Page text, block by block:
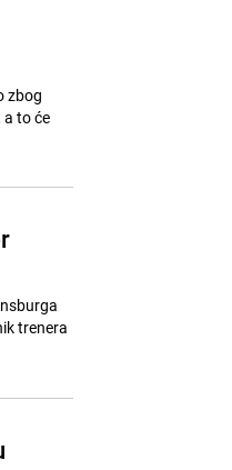
zbog
to će
trenera